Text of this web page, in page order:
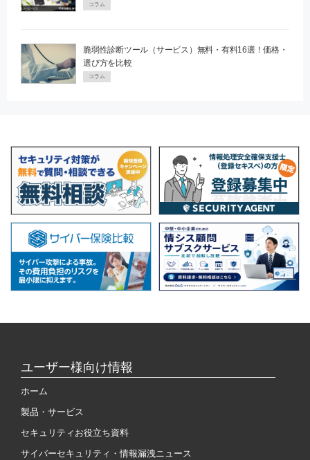
コラム
脆弱性診断ツール（サービス）無料・有料16選！価格・
選び方を比較
コラム
ユーザー様向け情報
ホーム
製品・サービス
セキュリティお役立ち資料
サイバーセキュリティ・情報漏洩ニュース